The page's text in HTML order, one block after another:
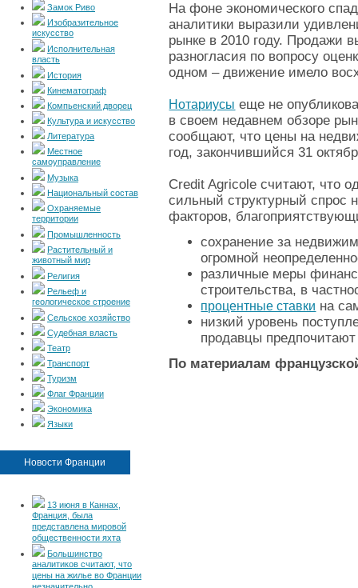
Замок Риво
Изобразительное
искусство
Исполнительная
власть
История
Кинематограф
Компьенский дворец
Культура и искусство
Литература
Местное
самоуправление
Музыка
Национальный состав
Охраняемые
территории
Промышленность
Растительный и
животный мир
Религия
Рельеф и
геологическое строение
Сельское хозяйство
Судебная власть
Театр
Транспорт
Туризм
Флаг Франции
Экономика
Языки
Новости Франции
13 июня в Каннах,
Франция, была
представлена мировой
общественности яхта
Большинство
аналитиков считают, что
цены на жилье во Франции
На фоне экономического
аналитики выразили
рынке в 2010 году. Продажи
разногласия по вопросу
одном – движение имело
Нотариусы еще не
в своем недавнем обзоре
сообщают, что цены на
год, закончившийся 31
Credit Agricole считают, что
сильный структурный спрос
факторов,
сохранение за
огромной
различные меры
строительства, в
процентные ставки на
низкий уровень
продавцы
По материалам